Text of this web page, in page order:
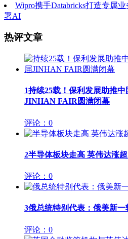
Wipro携手Databricks打造专属
署AI
热评文章
1持续25载！保利发展助推
JINHAN FAIR圆满闭幕
评论：0
2半导体板块走高 英伟达涨
评论：0
3俄总统特别代表：俄美新
评论：0